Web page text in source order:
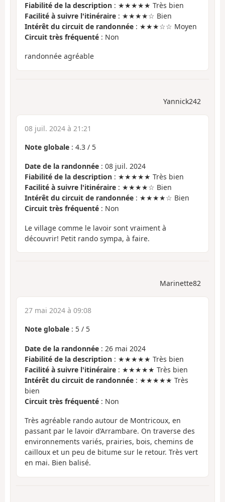
Fiabilité de la description : ★★★★★ Très bien
Facilité à suivre l'itinéraire : ★★★★☆ Bien
Intérêt du circuit de randonnée : ★★★☆☆ Moyen
Circuit très fréquenté : Non
randonnée agréable
Yannick242
08 juil. 2024 à 21:21
Note globale : 4.3 / 5
Date de la randonnée : 08 juil. 2024
Fiabilité de la description : ★★★★★ Très bien
Facilité à suivre l'itinéraire : ★★★★☆ Bien
Intérêt du circuit de randonnée : ★★★★☆ Bien
Circuit très fréquenté : Non
Le village comme le lavoir sont vraiment à
découvrir! Petit rando sympa, à faire.
Marinette82
27 mai 2024 à 09:08
Note globale : 5 / 5
Date de la randonnée : 26 mai 2024
Fiabilité de la description : ★★★★★ Très bien
Facilité à suivre l'itinéraire : ★★★★★ Très bien
Intérêt du circuit de randonnée : ★★★★★ Très
bien
Circuit très fréquenté : Non
Très agréable rando autour de Montricoux, en
passant par le lavoir d’Arrambare. On traverse des
environnements variés, prairies, bois, chemins de
cailloux et un peu de bitume sur le retour. Très vert
en mai. Bien balisé.